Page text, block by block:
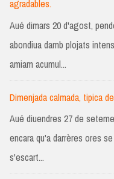
agradables.
Aué dimars 20 d'agost,
abondiua damb plojats
amiam acumul...
Dimenjada calmada, tipica
Aué diuendres 27 de
encara qu'a darrères ores
s'escart...